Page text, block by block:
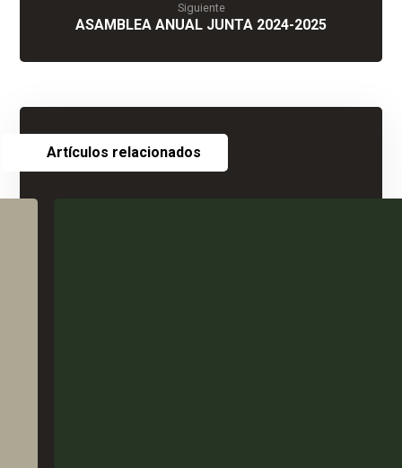
Siguiente
ASAMBLEA ANUAL JUNTA 2024-2025
Artículos relacionados